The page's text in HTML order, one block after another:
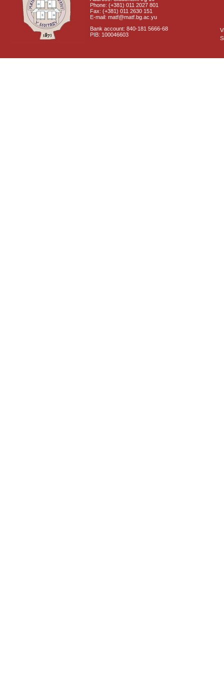
Phone: (+381) 011 2027 801
Fax: (+381) 011 2630 151
E-mail: matf@matf.bg.ac.yu
Bank account: 840-181 5666-68
PIB: 100046603